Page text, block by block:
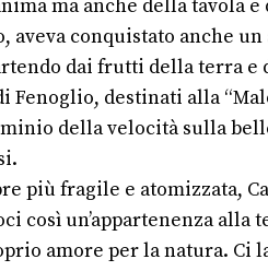
ma anche della tavola
aveva conquistato anche
dai frutti della terra
Fenoglio, destinati alla
della velocità sulla
più fragile e atomizzata,
un’appartenenza alla
amore per la natura.